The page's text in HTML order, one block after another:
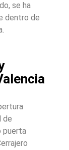
se ha
dentro de
de
puerta